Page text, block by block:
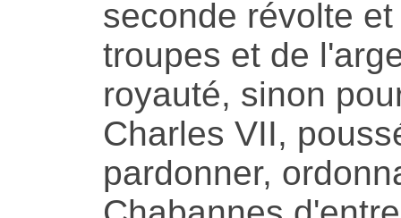
seconde révolte
troupes et de
royauté, sinon
Charles VII,
pardonner,